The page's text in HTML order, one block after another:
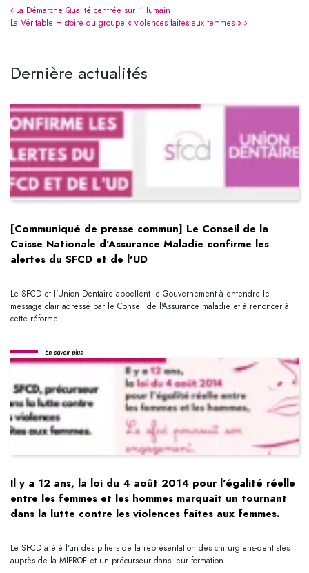
Navigation
La Démarche Qualité centrée sur l’Humain
La Véritable Histoire du groupe « violences faites aux femmes »
Dernière actualités
[Communiqué de presse commun] Le Conseil de la
Caisse Nationale d'Assurance Maladie confirme les
alertes du SFCD et de l'UD
Le SFCD et l'Union Dentaire appellent le Gouvernement à entendre le
message clair adressé par le Conseil de l'Assurance maladie et à renoncer à
cette réforme.
En savoir plus
Il y a 12 ans, la loi du 4 août 2014 pour l'égalité réelle
entre les femmes et les hommes marquait un tournant
dans la lutte contre les violences faites aux femmes.
Le SFCD a été l'un des piliers de la représentation des chirurgiens-dentistes
auprès de la MIPROF et un précurseur dans leur formation.